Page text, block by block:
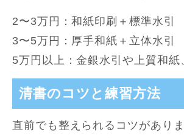
2〜3万円：和紙印刷＋標準水引
3〜5万円：厚手和紙＋立体水引
5万円以上：金銀水引や上質和紙
清書のコツと練習方法
直前でも整えられるコツがあり